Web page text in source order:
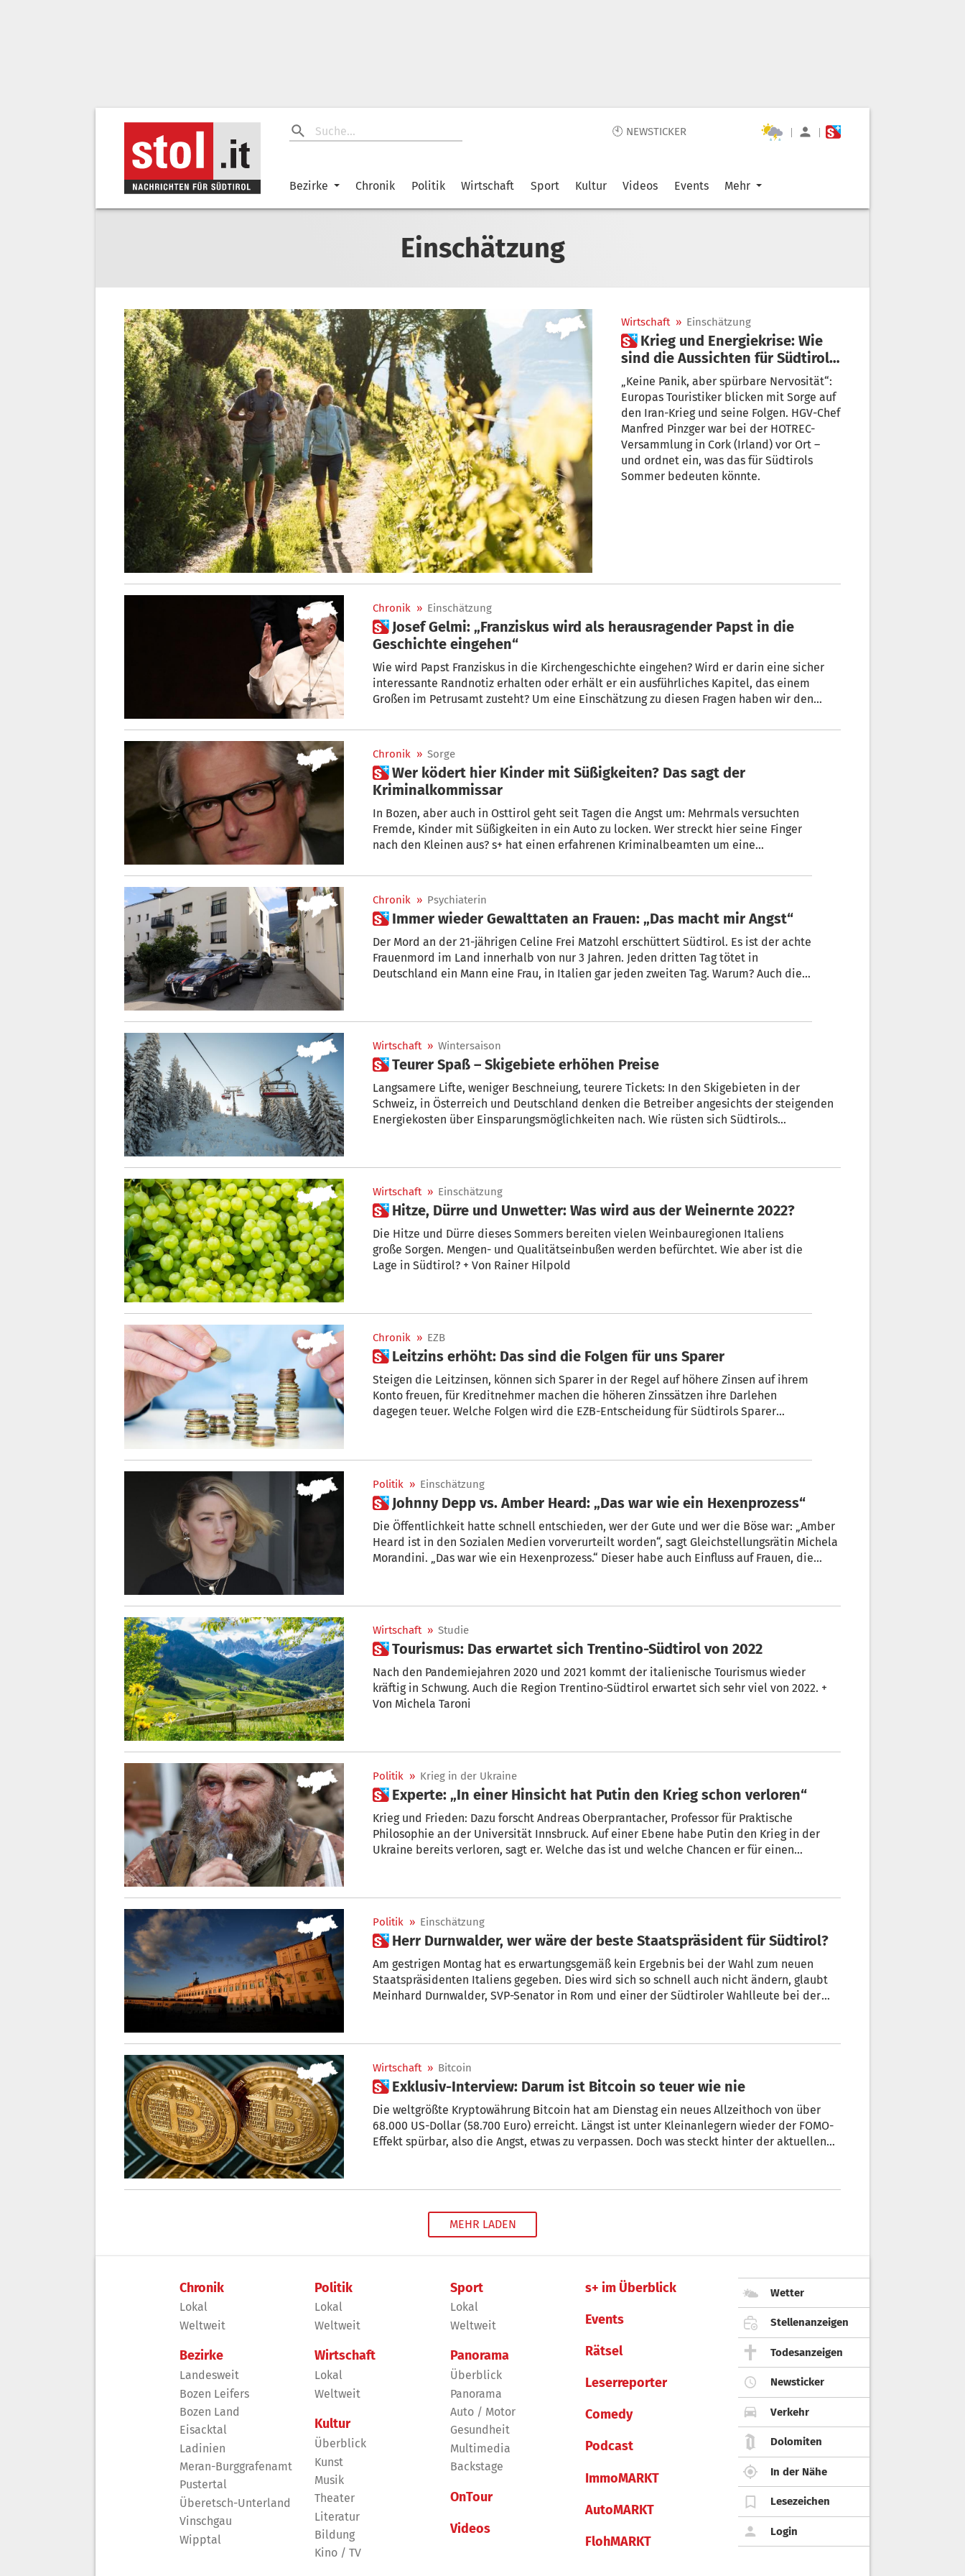
🕙 NEWSTICKER | |
Bezirke Chronik Politik Wirtschaft Sport Kultur Videos Events Mehr
Einschätzung
Wirtschaft » Einschätzung
 Krieg und Energiekrise: Wie
sind die Aussichten für Südtirols
Tourismus?
„Keine Panik, aber spürbare Nervosität“:
Europas Touristiker blicken mit Sorge auf
den Iran-Krieg und seine Folgen. HGV-Chef
Manfred Pinzger war bei der HOTREC-
Versammlung in Cork (Irland) vor Ort –
und ordnet ein, was das für Südtirols
Sommer bedeuten könnte.
Chronik » Einschätzung
 Josef Gelmi: „Franziskus wird als herausragender Papst in die
Geschichte eingehen“
Wie wird Papst Franziskus in die Kirchengeschichte eingehen? Wird er darin eine sicher
interessante Randnotiz erhalten oder erhält er ein ausführliches Kapitel, das einem
Großen im Petrusamt zusteht? Um eine Einschätzung zu diesen Fragen haben wir den
Papstgeschichte gilt.
Chronik » Sorge
 Wer ködert hier Kinder mit Süßigkeiten? Das sagt der
Kriminalkommissar
In Bozen, aber auch in Osttirol geht seit Tagen die Angst um: Mehrmals versuchten
Fremde, Kinder mit Süßigkeiten in ein Auto zu locken. Wer streckt hier seine Finger
nach den Kleinen aus? s+ hat einen erfahrenen Kriminalbeamten um eine
Kriminalpolizei in Bozen.
Chronik » Psychiaterin
 Immer wieder Gewalttaten an Frauen: „Das macht mir Angst“
Der Mord an der 21-jährigen Celine Frei Matzohl erschüttert Südtirol. Es ist der achte
Frauenmord im Land innerhalb von nur 3 Jahren. Jeden dritten Tag tötet in
Deutschland ein Mann eine Frau, in Italien gar jeden zweiten Tag. Warum? Auch die
Wirtschaft » Wintersaison
 Teurer Spaß – Skigebiete erhöhen Preise
Langsamere Lifte, weniger Beschneiung, teurere Tickets: In den Skigebieten in der
Schweiz, in Österreich und Deutschland denken die Betreiber angesichts der steigenden
Energiekosten über Einsparungsmöglichkeiten nach. Wie rüsten sich Südtirols
Wirtschaft » Einschätzung
 Hitze, Dürre und Unwetter: Was wird aus der Weinernte 2022?
Die Hitze und Dürre dieses Sommers bereiten vielen Weinbauregionen Italiens
große Sorgen. Mengen- und Qualitätseinbußen werden befürchtet. Wie aber ist die
Lage in Südtirol? + Von Rainer Hilpold
Chronik » EZB
 Leitzins erhöht: Das sind die Folgen für uns Sparer
Steigen die Leitzinsen, können sich Sparer in der Regel auf höhere Zinsen auf ihrem
Konto freuen, für Kreditnehmer machen die höheren Zinssätzen ihre Darlehen
dagegen teuer. Welche Folgen wird die EZB-Entscheidung für Südtirols Sparer
Politik » Einschätzung
 Johnny Depp vs. Amber Heard: „Das war wie ein Hexenprozess“
Die Öffentlichkeit hatte schnell entschieden, wer der Gute und wer die Böse war: „Amber
Heard ist in den Sozialen Medien vorverurteilt worden“, sagt Gleichstellungsrätin Michela
Morandini. „Das war wie ein Hexenprozess.“ Dieser habe auch Einfluss auf Frauen, die
Wirtschaft » Studie
 Tourismus: Das erwartet sich Trentino-Südtirol von 2022
Nach den Pandemiejahren 2020 und 2021 kommt der italienische Tourismus wieder
kräftig in Schwung. Auch die Region Trentino-Südtirol erwartet sich sehr viel von 2022. +
Von Michela Taroni
Politik » Krieg in der Ukraine
 Experte: „In einer Hinsicht hat Putin den Krieg schon verloren“
Krieg und Frieden: Dazu forscht Andreas Oberprantacher, Professor für Praktische
Philosophie an der Universität Innsbruck. Auf einer Ebene habe Putin den Krieg in der
Ukraine bereits verloren, sagt er. Welche das ist und welche Chancen er für einen
Politik » Einschätzung
 Herr Durnwalder, wer wäre der beste Staatspräsident für Südtirol?
Am gestrigen Montag hat es erwartungsgemäß kein Ergebnis bei der Wahl zum neuen
Staatspräsidenten Italiens gegeben. Dies wird sich so schnell auch nicht ändern, glaubt
Meinhard Durnwalder, SVP-Senator in Rom und einer der Südtiroler Wahlleute bei der
Wirtschaft » Bitcoin
 Exklusiv-Interview: Darum ist Bitcoin so teuer wie nie
Die weltgrößte Kryptowährung Bitcoin hat am Dienstag ein neues Allzeithoch von über
68.000 US-Dollar (58.700 Euro) erreicht. Längst ist unter Kleinanlegern wieder der FOMO-
Effekt spürbar, also die Angst, etwas zu verpassen. Doch was steckt hinter der aktuellen
als einer der führenden internationalen Experten für Bitcoin und die Kryptowelt. + Von
MEHR LADEN
Chronik
Lokal
Weltweit
Bezirke
Landesweit
Bozen Leifers
Bozen Land
Eisacktal
Ladinien
Meran-Burggrafenamt
Pustertal
Überetsch-Unterland
Vinschgau
Wipptal
Politik
Lokal
Weltweit
Wirtschaft
Lokal
Weltweit
Kultur
Überblick
Kunst
Musik
Theater
Literatur
Bildung
Kino / TV
Sport
Lokal
Weltweit
Panorama
Überblick
Panorama
Auto / Motor
Gesundheit
Multimedia
Backstage
OnTour
Videos
s+ im Überblick
Events
Rätsel
Leserreporter
Comedy
Podcast
ImmoMARKT
AutoMARKT
FlohMARKT
Wetter
Stellenanzeigen
Todesanzeigen
Newsticker
Verkehr
Dolomiten
In der Nähe
Lesezeichen
Login